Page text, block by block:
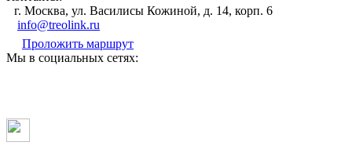
г. Москва, ул. Василисы Кожиной, д. 14, корп. 6
info@treolink.ru
Проложить маршрут
Мы в социальных сетях: